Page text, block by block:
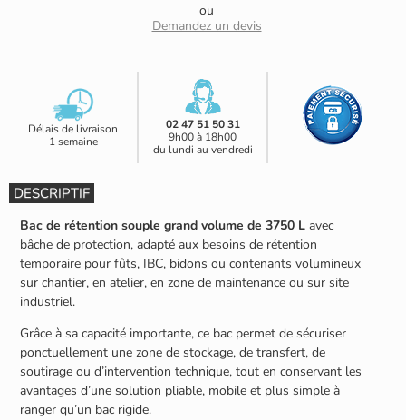
ou
Demandez un devis
Délais de livraison
1 semaine
02 47 51 50 31
9h00 à 18h00
du lundi au vendredi
DESCRIPTIF
Bac de rétention souple grand volume de 3750 L avec
bâche de protection, adapté aux besoins de rétention
temporaire pour fûts, IBC, bidons ou contenants volumineux
sur chantier, en atelier, en zone de maintenance ou sur site
industriel.
Grâce à sa capacité importante, ce bac permet de sécuriser
ponctuellement une zone de stockage, de transfert, de
soutirage ou d’intervention technique, tout en conservant les
avantages d’une solution pliable, mobile et plus simple à
ranger qu’un bac rigide.